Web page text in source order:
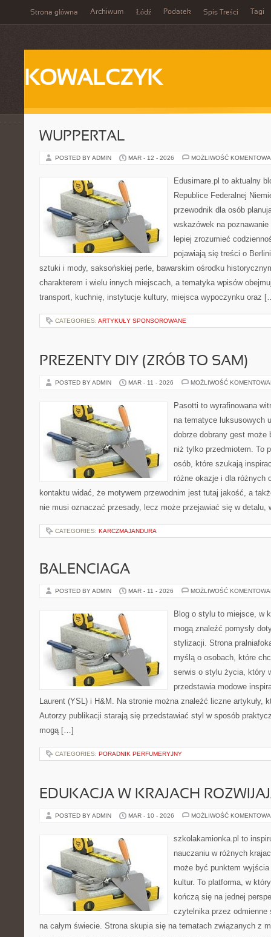
Strona główna Archiwum Łódź Podatek Spis Treści Tagi
KOWALCZYK
WUPPERTAL
POSTED BY ADMIN MAR - 12 - 2026 MOŻLIWOŚĆ
Edusimare.pl to aktualny
Republice Federalnej
przewodnik dla osób
wskazówek na
lepiej zrozumieć
pojawiają się treści o
sztuki i mody, saksońskiej perle, bawarskim ośrodku
charakterem i wielu innych miejscach, a tematyka wpisów
transport, kuchnię, instytucje kultury, miejsca wypoczynku oraz
CATEGORIES: ARTYKUŁY SPONSOROWANE
PREZENTY DIY (ZRÓB TO SAM)
POSTED BY ADMIN MAR - 11 - 2026 MOŻLIWOŚĆ
Pasotti to wyrafinowana
na tematyce luksusowych
dobrze dobrany gest
niż tylko przedmiotem. To
osób, które szukają
różne okazje i dla różnych
kontaktu widać, że motywem przewodnim jest tutaj jakość, a
nie musi oznaczać przesady, lecz może przejawiać się w
CATEGORIES: KARCZMAJANDURA
BALENCIAGA
POSTED BY ADMIN MAR - 11 - 2026 MOŻLIWOŚĆ
Blog o stylu to miejsce, w
mogą znaleźć pomysły
stylizacji. Strona
myślą o osobach, które
serwis o stylu życia, który
przedstawia modowe
Laurent (YSL) i H&M. Na stronie można znaleźć liczne artykuły,
Autorzy publikacji starają się przedstawiać styl w sposób
mogą […]
CATEGORIES: PORADNIK PERFUMERYJNY
EDUKACJA W KRAJACH
POSTED BY ADMIN MAR - 10 - 2026 MOŻLIWOŚĆ
szkolakamionka.pl to
nauczaniu w różnych
może być punktem
kultur. To platforma, w
kończą się na jednej
czytelnika przez odmienne
na całym świecie. Strona skupia się na tematach związanych z